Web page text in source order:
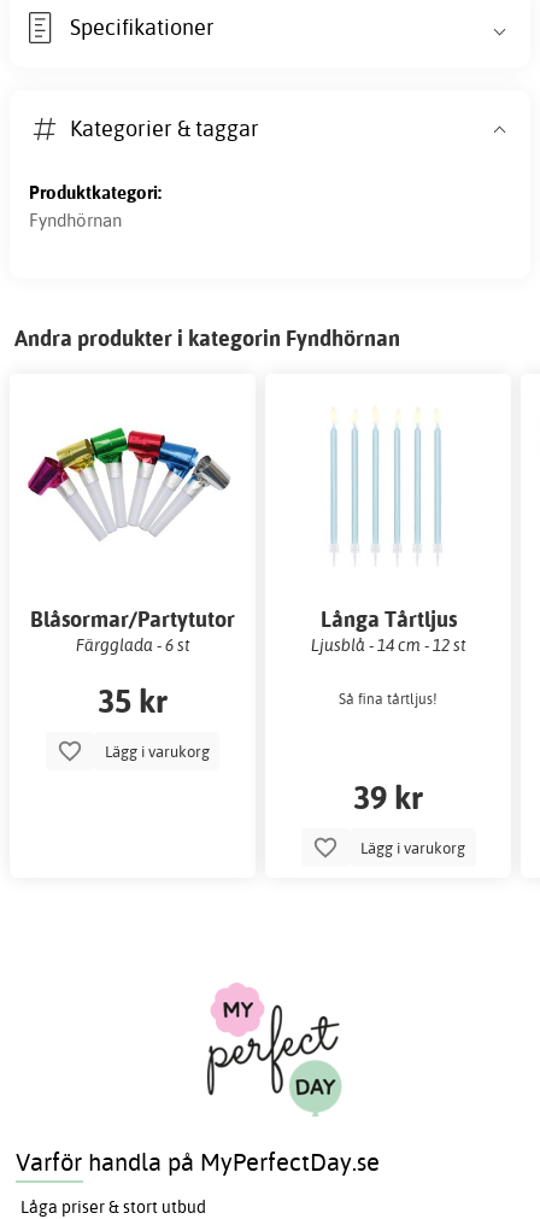
Specifikationer
Kategorier & taggar
Produktkategori:
Fyndhörnan
Andra produkter i kategorin Fyndhörnan
Blåsormar/Partytutor
Färgglada - 6 st
35 kr
Lägg i varukorg
Långa Tårtljus
Ljusblå - 14 cm - 12 st
Så fina tårtljus!
39 kr
Lägg i varukorg
Varför handla på MyPerfectDay.se
Låga priser & stort utbud